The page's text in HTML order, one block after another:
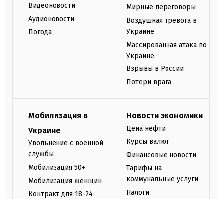
Видеоновости
Аудионовости
Погода
Мирные переговоры
Воздушная тревога в
Украине
Массированная атака по
Украине
Взрывы в России
Потери врага
Мобилизация в
Украине
Увольнение с военной
службы
Мобилизация 50+
Мобилизация женщин
Контракт для 18-24-
Новости экономики
Цена нефти
Курсы валют
Финансовые новости
Тарифы на
коммунальные услуги
Налоги